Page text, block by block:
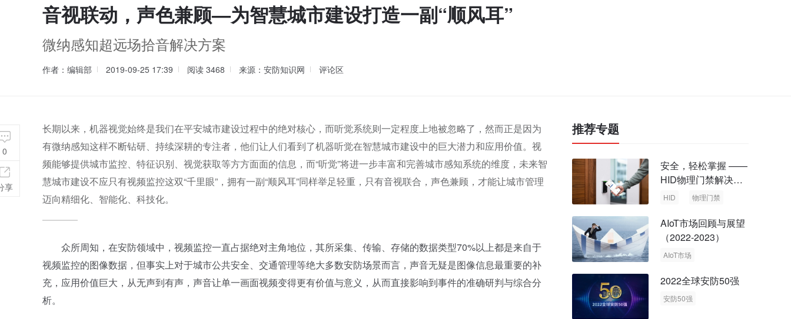
音视联动，声色兼顾—为智慧城市建设打造一副“顺风耳”
微纳感知超远场拾音解决方案
作者：编辑部 2019-09-25 17:39 阅读 3468 来源：安防知识网 评论区
长期以来，机器视觉始终是我们在平安城市建设过程中的绝对核心，而听觉系统则一定程度上地被忽略了，然而正是因为
有微纳感知这样不断钻研、持续深耕的专注者，他们让人们看到了机器听觉在智慧城市建设中的巨大潜力和应用价值。视
频能够提供城市监控、特征识别、视觉获取等方方面面的信息，而“听觉”将进一步丰富和完善城市感知系统的维度，未来智
慧城市建设不应只有视频监控这双“千里眼”，拥有一副“顺风耳”同样举足轻重，只有音视联合，声色兼顾，才能让城市管理
迈向精细化、智能化、科技化。
众所周知，在安防领域中，视频监控一直占据绝对主角地位，其所采集、传输、存储的数据类型70%以上都是来自于
视频监控的图像数据，但事实上对于城市公共安全、交通管理等绝大多数安防场景而言，声音无疑是图像信息最重要的补
充，应用价值巨大，从无声到有声，声音让单一画面视频变得更有价值与意义，从而直接影响到事件的准确研判与综合分
析。
0
享
推荐专题
安全，轻松掌握 ——
HID物理门禁解决方
案，启动智慧安全新
HID 物理门禁
AIoT市场回顾与展望
（2022-2023）
AIoT市场
2022全球安防50强
安防50强